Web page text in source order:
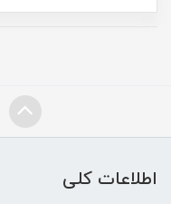
اطلاعات کلی